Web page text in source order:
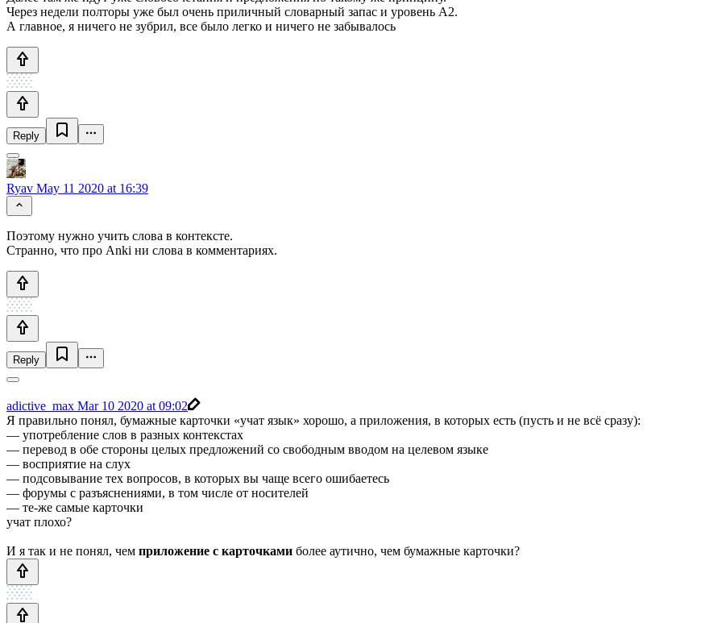
Через недели полторы уже был очень приличный словарный запас и уровень А2.
А главное, я ничего не зубрил, все было легко и ничего не забывалось
Reply
Ryav May 11 2020 at 16:39
Поэтому нужно учить слова в контексте.
Странно, что про Anki ни слова в комментариях.
Reply
adictive_max Mar 10 2020 at 09:02
Я правильно понял, бумажные карточки «учат язык» хорошо, а приложения, в которых есть (пусть и не всё сразу):
— употребление слов в разных контекстах
— перевод в обе стороны целых предложений со свободным вводом на целевом языке
— восприятие на слух
— подсовывание тех вопросов, в которых вы чаще всего ошибаетесь
— форумы с разъяснениями, в том числе от носителей
— те-же самые карточки
учат плохо?
И я так и не понял, чем приложение с карточками более аутично, чем бумажные карточки?